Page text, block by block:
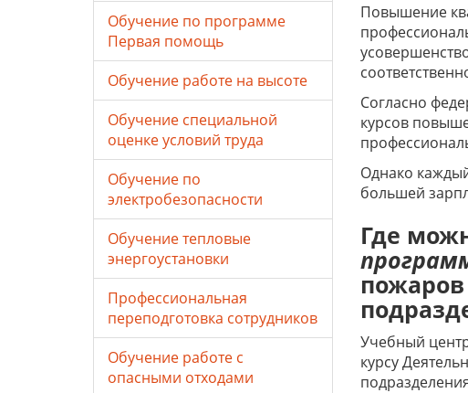
Повышение
Согласно
курсов
Однако
большей
Где
Учебный
курсу
Обучение по программе
Первая помощь
Обучение работе на высоте
Обучение специальной
оценке условий труда
Обучение по
электробезопасности
Обучение тепловые
энергоустановки
Профессиональная
переподготовка сотрудников
Обучение работе с
опасными отходами